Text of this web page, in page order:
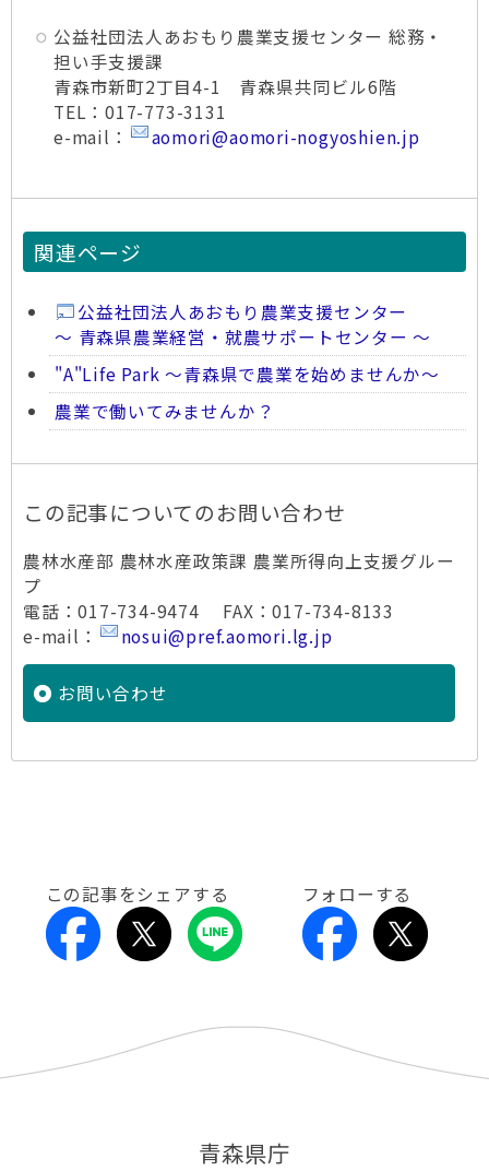
公益社団法人あおもり農業支援センター 総務・
担い手支援課
青森市新町2丁目4-1 青森県共同ビル6階
TEL：017-773-3131
e-mail：
aomori@aomori-nogyoshien.jp
関連ページ
公益社団法人あおもり農業支援センター
～ 青森県農業経営・就農サポートセンター ～
"A"Life Park ～青森県で農業を始めませんか～
農業で働いてみませんか？
この記事についてのお問い合わせ
農林水産部 農林水産政策課 農業所得向上支援グルー
プ
電話：017-734-9474 FAX：017-734-8133
e-mail：
nosui@pref.aomori.lg.jp
お問い合わせ
この記事をシェアする フォローする
青森県庁